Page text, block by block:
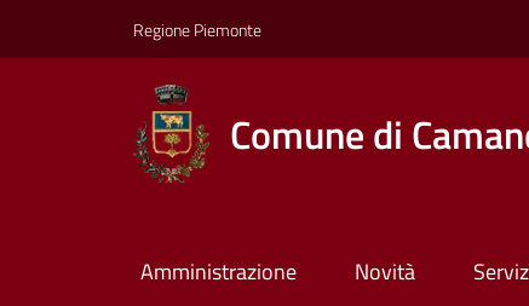
Regione Piemonte
Comune di
Amministrazione Novità